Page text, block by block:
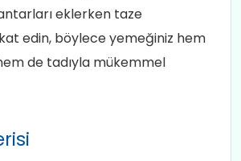
eklerken taze
edin, böylece yemeğiniz hem
de tadıyla mükemmel